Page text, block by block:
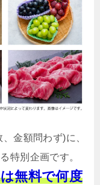
金額問わず)に、
特別企画です。
無料で何度